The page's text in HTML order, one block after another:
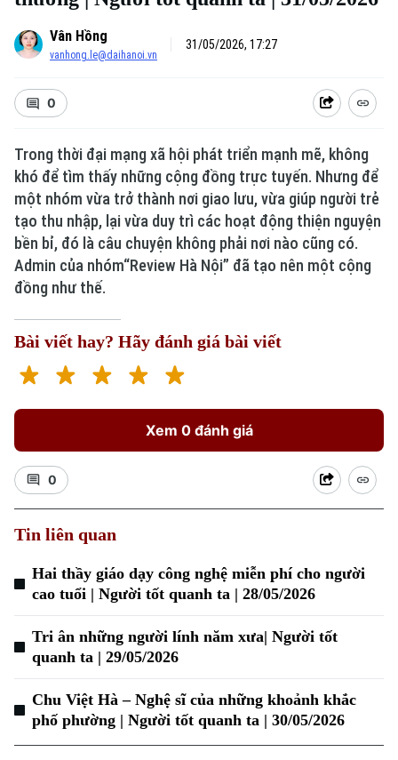
Xu hướng
Chuyên mục
Vân Hồng
vanhong.le@daihanoi.vn
31/05/2026, 17:27
0
Trong thời đại mạng xã hội phát triển mạnh mẽ, không
khó để tìm thấy những cộng đồng trực tuyến. Nhưng để
một nhóm vừa trở thành nơi giao lưu, vừa giúp người trẻ
tạo thu nhập, lại vừa duy trì các hoạt động thiện nguyện
bền bỉ, đó là câu chuyện không phải nơi nào cũng có.
Admin của nhóm“Review Hà Nội” đã tạo nên một cộng
đồng như thế.
Bài viết hay? Hãy đánh giá bài viết
Xem 0 đánh giá
0
Tin liên quan
Hai thầy giáo dạy công nghệ miễn phí cho người
cao tuổi | Người tốt quanh ta | 28/05/2026
Tri ân những người lính năm xưa| Người tốt
quanh ta | 29/05/2026
Chu Việt Hà – Nghệ sĩ của những khoảnh khắc
phố phường | Người tốt quanh ta | 30/05/2026